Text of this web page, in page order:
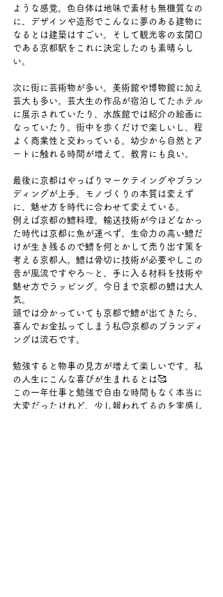
ような感覚。色自体は地味で素材も無機質なの
に、デザインや造形でこんなに夢のある建物に
なるとは建築はすごい。そして観光客の玄関口
である京都駅をこれに決定したのも素晴らし
い。
次に街に芸術物が多い。美術館や博物館に加え
芸大も多い。芸大生の作品が宿泊してたホテル
に展示されていたり、水族館では紹介の絵画に
なっていたり。街中を歩くだけで楽しいし、程
よく商業性と交わっている。幼少から自然とア
ートに触れる時間が増えて、教育にも良い。
最後に京都はやっぱりマーケテイングやブラン
ディングが上手。モノづくりの本質は変えず
に、魅せ方を時代に合わせて変えている。
例えば京都の鱧料理。輸送技術が今ほどなかっ
た時代は京都に魚が運べず、生命力の高い鱧だ
けが生き残るので鱧を何とかして売り出す策を
考える京都人。鱧は骨切に技術が必要やしこの
音が風流ですやろ～と、手に入る材料を技術や
魅せ方でラッピング。今日まで京都の鱧は大人
気。
頭では分かっていても京都で鱧が出てきたら、
喜んでお金払ってしまう私🙃京都のブランディ
ングは流石です。
勉強すると物事の見方が増えて楽しいです。私
の人生にこんな喜びが生まれるとは🥰
この一年仕事と勉強で自由な時間もなく本当に
大変だったけれど、少し報われてるのを実感し